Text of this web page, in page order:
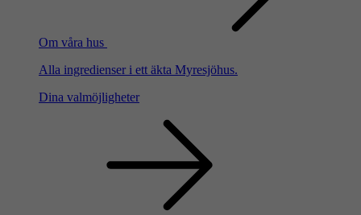
Om våra hus
Alla ingredienser i ett äkta Myresjöhus.
Dina valmöjligheter